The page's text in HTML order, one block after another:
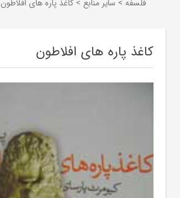
فلسفه > ساير منابع > کاغذ پاره های افلاطون
کاغذ پاره های افلاطون